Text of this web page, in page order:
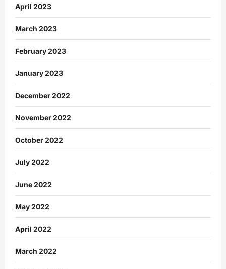
April 2023
March 2023
February 2023
January 2023
December 2022
November 2022
October 2022
July 2022
June 2022
May 2022
April 2022
March 2022